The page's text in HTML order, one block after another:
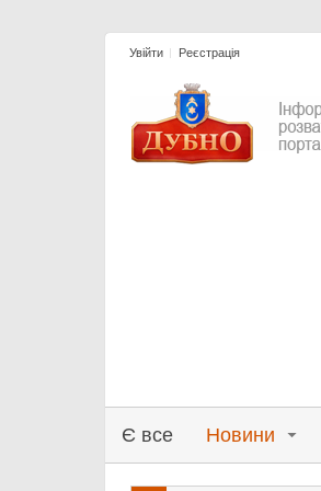
Увійти Реєстрація
Є все Новини